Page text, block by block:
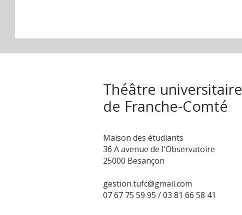
Théâtre universitaire
de Franche-Comté
Maison des étudiants
36 A avenue de l'Observatoire
25000 Besançon
gestion.tufc@gmail.com
07 67 75 59 95 / 03 81 66 58 41